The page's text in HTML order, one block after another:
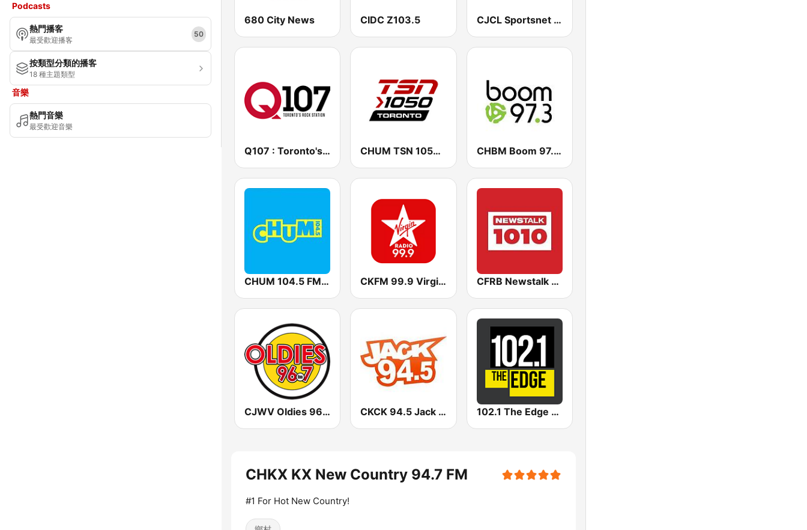
Podcasts
熱門播客
最受歡迎播客
50
按類型分類的播客
18 種主題類型
音樂
熱門音樂
最受歡迎音樂
680 City News CIDC Z103.5 CJCL Sportsnet 590 The Fan
Q107 : Toronto's Rock Station (CILQ FM) CHUM TSN 1050 AM CHBM Boom 97.3 FM
CHUM 104.5 FM (CA Only) CKFM 99.9 Virgin Radio Toronto CFRB Newstalk 1010
CJWV Oldies 96.7 FM CKCK 94.5 Jack FM 102.1 The Edge FM
CHKX KX New Country 94.7 FM
#1 For Hot New Country!